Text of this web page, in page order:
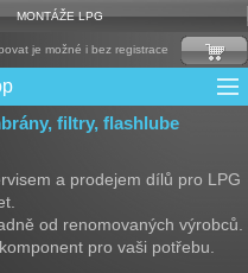
MONTÁŽE LPG
je možné i bez registrace
klapky
+ Testryfiltry, flashlube
a prodejem dílů pro LPG
od renomovaných výrobců.
pro vaši potřebu.